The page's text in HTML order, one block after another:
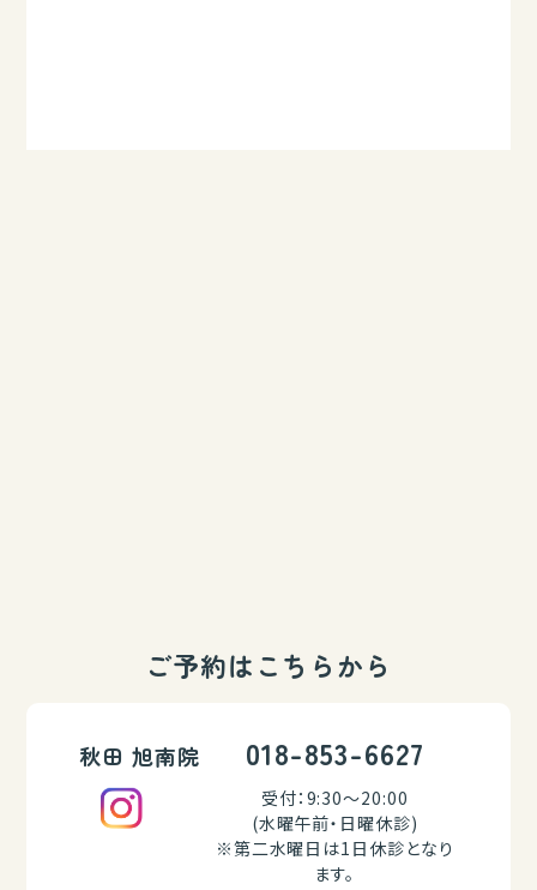
ご予約はこちらから
秋田 旭南院 018-853-6627
受付：9:30～20:00
(水曜午前・日曜休診)
※第二水曜日は1日休診となり
ます。